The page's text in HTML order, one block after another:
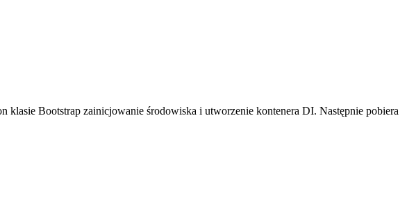
klasie Bootstrap zainicjowanie środowiska i utworzenie kontenera DI. Następnie pobiera